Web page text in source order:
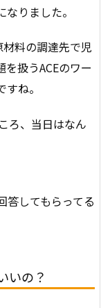
りました。
料の調達先で児
扱うACEのワー
ね。
ろ、当日はなん
答してもらってる
いの？